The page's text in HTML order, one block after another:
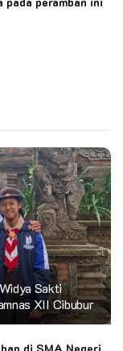
Sakti
XII Cibubur
di SMA Negeri